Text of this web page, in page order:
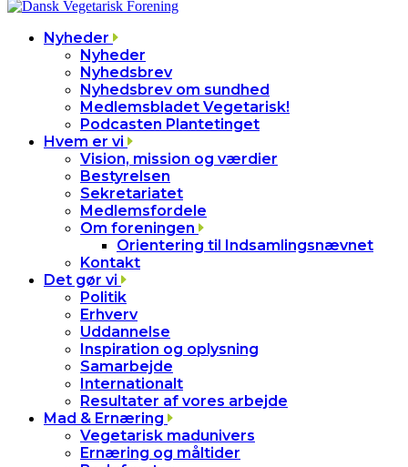
Nyheder
Nyheder
Nyhedsbrev
Nyhedsbrev om sundhed
Medlemsbladet Vegetarisk!
Podcasten Plantetinget
Hvem er vi
Vision, mission og værdier
Bestyrelsen
Sekretariatet
Medlemsfordele
Om foreningen
Orientering til Indsamlingsnævnet
Kontakt
Det gør vi
Politik
Erhverv
Uddannelse
Inspiration og oplysning
Samarbejde
Internationalt
Resultater af vores arbejde
Mad & Ernæring
Vegetarisk madunivers
Ernæring og måltider